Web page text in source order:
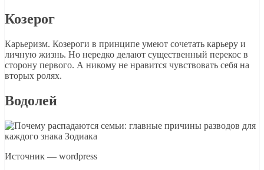
Козерог
Карьеризм. Козероги в принципе умеют сочетать карьеру и
личную жизнь. Но нередко делают существенный перекос в
сторону первого. А никому не нравится чувствовать себя на
вторых ролях.
Водолей
Источник — wordpress